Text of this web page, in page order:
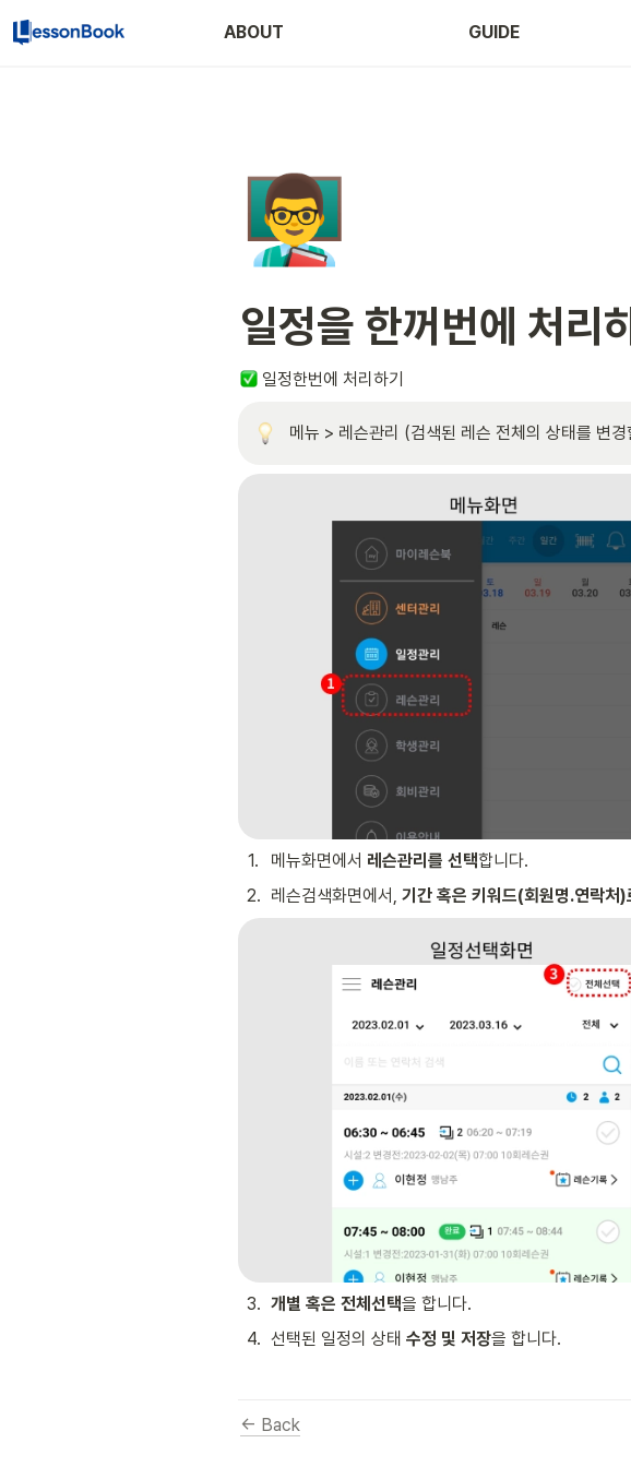
ABOUT GUIDE
👨‍🏫
일정을 한꺼번에 처리
일정한번에 처리하기
메뉴 > 레슨관리 (검색된 레슨 전체의 상태를 변
1. 메뉴화면에서 레슨관리를 선택합니다.
2. 레슨검색화면에서, 기간 혹은 키워드(회원명.연락처)
3. 개별 혹은 전체선택을 합니다.
4. 선택된 일정의 상태 수정 및 저장을 합니다.
← Back